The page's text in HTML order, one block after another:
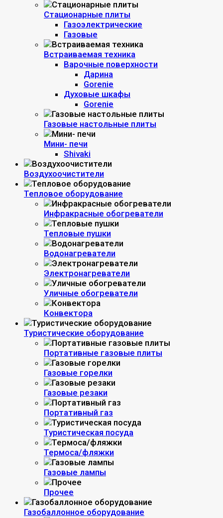
Стационарные плиты
Газоэлектрические
Газовые
Встраиваемая техника
Варочные поверхности
Дарина
Gorenie
Духовые шкафы
Gorenie
Газовые настольные плиты
Мини- печи
Shivaki
Воздухоочистители
Тепловое оборудование
Инфракрасные обогреватели
Тепловые пушки
Водонагреватели
Электронагреватели
Уличные обогреватели
Конвектора
Туристические оборудование
Портативные газовые плиты
Газовые горелки
Газовые резаки
Портативный газ
Туристическая посуда
Термоса/фляжки
Газовые лампы
Прочее
Газобаллонное оборудование